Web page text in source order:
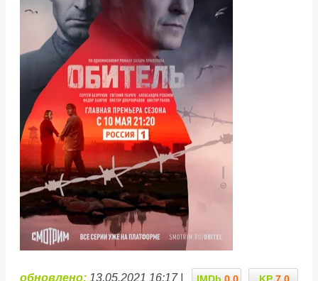
KP 7.0
IMDb 0.0
обновлено: 13.05.2021 16:17 |